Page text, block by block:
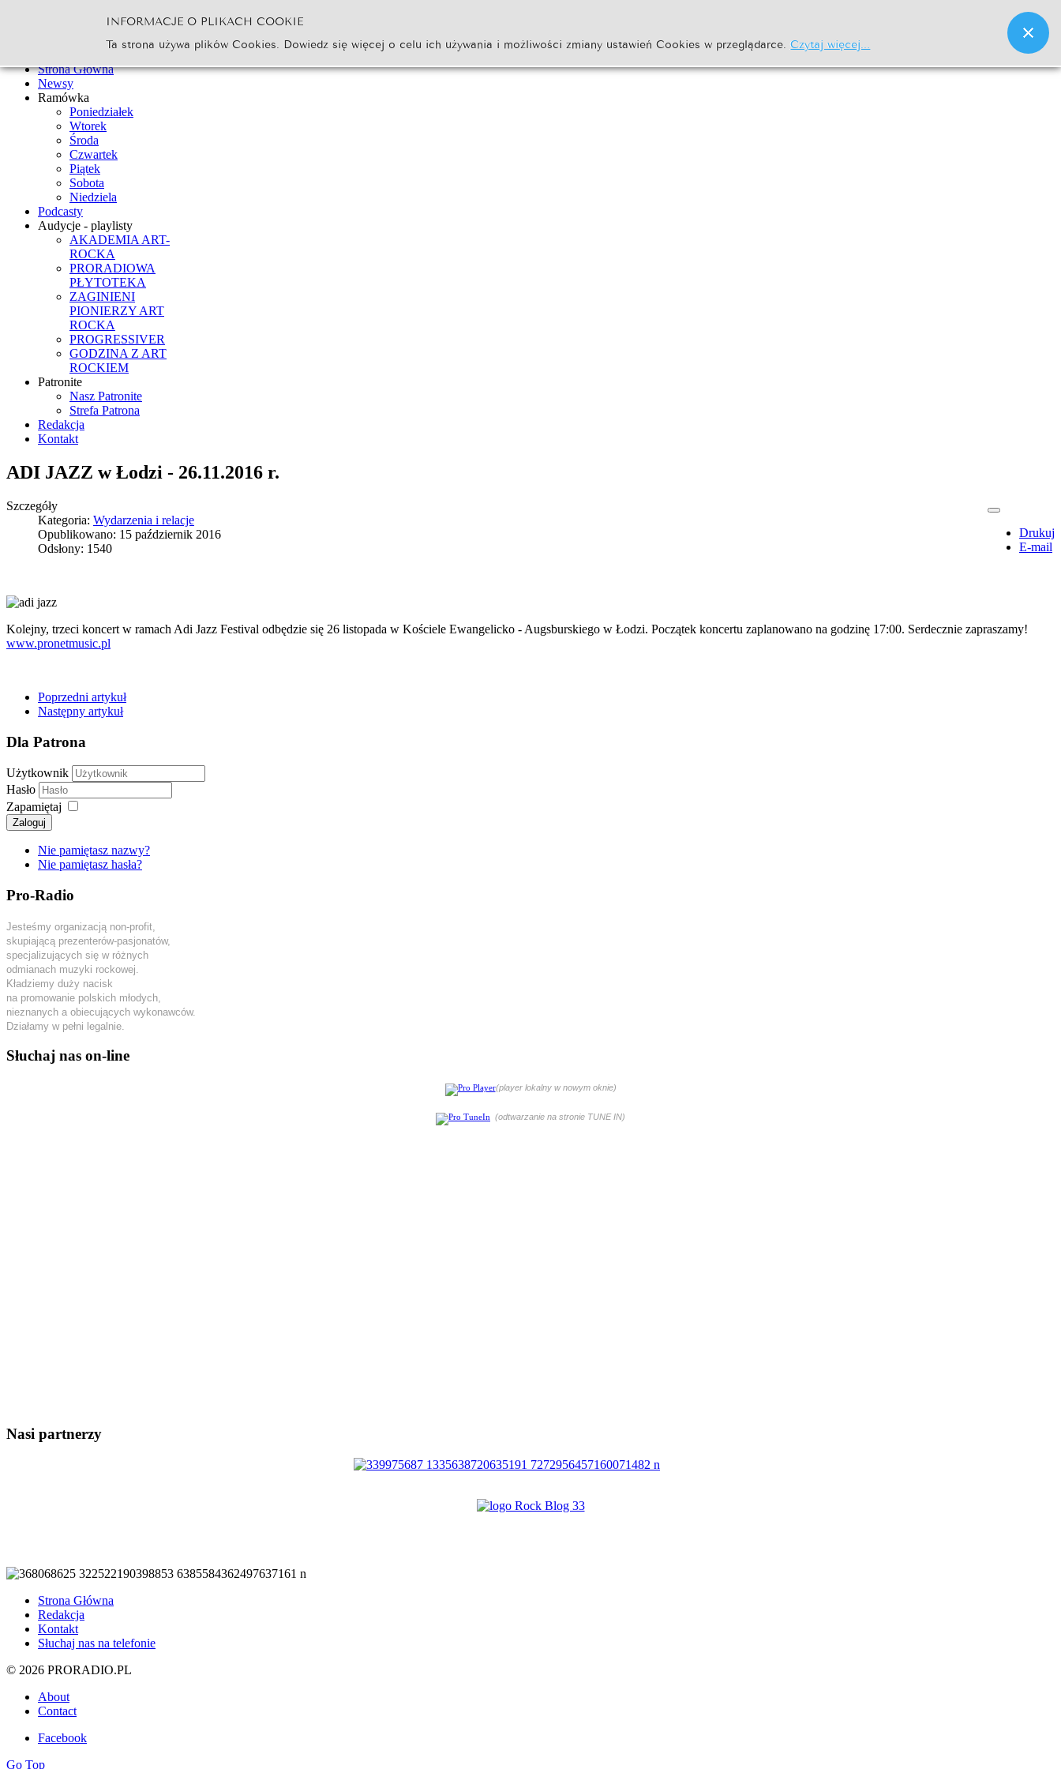
Go
Strona Główna
Newsy
Ramówka
Poniedziałek
Wtorek
Środa
Czwartek
Piątek
Sobota
Niedziela
Podcasty
Audycje - playlisty
AKADEMIA ART-
ROCKA
PRORADIOWA
PŁYTOTEKA
ZAGINIENI
PIONIERZY ART
ROCKA
PROGRESSIVER
GODZINA Z ART
ROCKIEM
Patronite
Nasz Patronite
Strefa Patrona
Redakcja
Kontakt
ADI JAZZ w Łodzi - 26.11.2016 r.
Drukuj
E-mail
Szczegóły
Kategoria: Wydarzenia i relacje
Opublikowano: 15 październik 2016
Odsłony: 1540
Kolejny, trzeci koncert w ramach Adi Jazz Festival odbędzie się 26 listopada w Kościele Ewangelicko - Augsburskiego w Łodzi. Początek koncertu zaplanowano na godzinę 17:00. Serdecznie zapraszamy!
www.pronetmusic.pl
Poprzedni artykuł
Następny artykuł
Dla Patrona
Użytkownik
Hasło
Zapamiętaj
Zaloguj
Nie pamiętasz nazwy?
Nie pamiętasz hasła?
Pro-Radio
Jesteśmy organizacją non-profit,
skupiającą prezenterów-pasjonatów,
specjalizujących się w różnych
odmianach muzyki rockowej.
Kładziemy duży nacisk
na promowanie polskich młodych,
nieznanych a obiecujących wykonawców.
Działamy w pełni legalnie.
Słuchaj nas on-line
(player lokalny w nowym oknie)
(odtwarzanie na stronie TUNE IN)
Nasi partnerzy
Strona Główna
Redakcja
Kontakt
Słuchaj nas na telefonie
© 2026 PRORADIO.PL
About
Contact
Facebook
Go Top
INFORMACJE O PLIKACH COOKIE
Ta strona używa plików Cookies. Dowiedz się więcej o celu ich używania i możliwości zmiany ustawień Cookies w przeglądarce.Czytaj więcej...